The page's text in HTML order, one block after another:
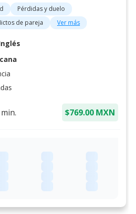
Pérdidas y duelo
de pareja Ver más
min. $769.00 MXN